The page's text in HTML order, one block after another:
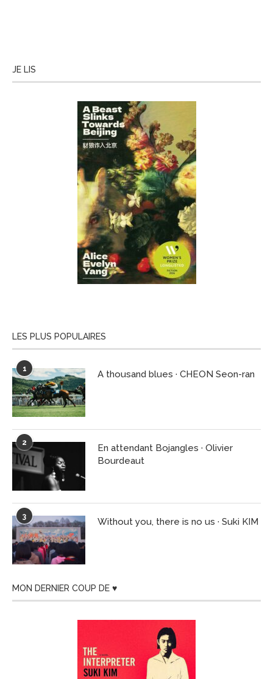
JE LIS
LES PLUS POPULAIRES
1 A thousand blues · CHEON Seon-ran
2
En attendant Bojangles · Olivier
Bourdeaut
3 Without you, there is no us · Suki KIM
MON DERNIER COUP DE ♥